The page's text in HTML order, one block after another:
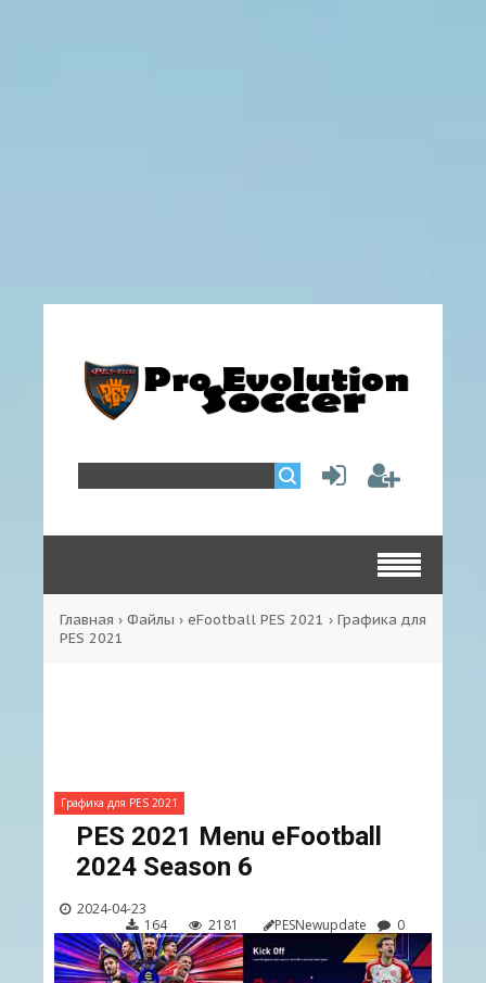
Главная › Файлы › eFootball PES 2021 › Графика для
PES 2021
Графика для PES 2021
PES 2021 Menu eFootball
2024 Season 6
2024-04-23
164
2181 PESNewupdate 0